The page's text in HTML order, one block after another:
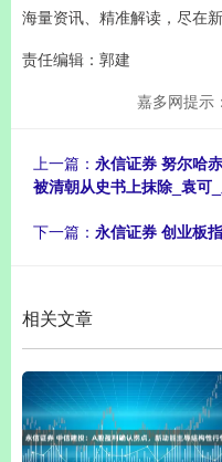
海量资讯、精准解读，尽在
责任编辑：郭建
嘉多网提示
上一篇： 永信证券 努尔哈
被清朝从史书上抹除_袁可
下一篇： 永信证券 创业板
相关文章